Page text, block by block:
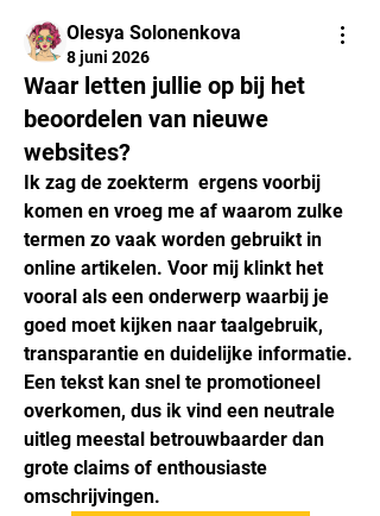
Olesya Solonenkova
8 juni 2026
Waar letten jullie op bij het
beoordelen van nieuwe
websites?
Ik zag de zoekterm  ergens voorbij
komen en vroeg me af waarom zulke
termen zo vaak worden gebruikt in
online artikelen. Voor mij klinkt het
vooral als een onderwerp waarbij je
goed moet kijken naar taalgebruik,
transparantie en duidelijke informatie.
Een tekst kan snel te promotioneel
overkomen, dus ik vind een neutrale
uitleg meestal betrouwbaarder dan
grote claims of enthousiaste
omschrijvingen.